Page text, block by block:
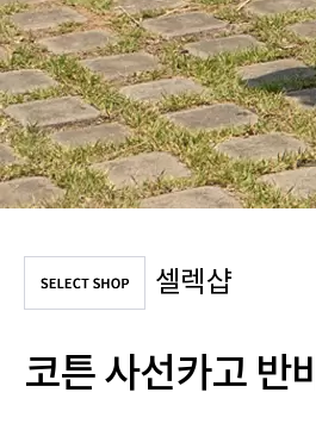
셀렉샵
코튼 사선카고 반